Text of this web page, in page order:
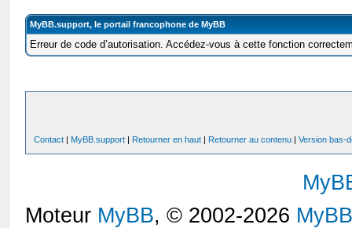
MyBB.support, le portail francophone de MyBB
Erreur de code d’autorisation. Accédez-vous à cette fonction
Contact | MyBB.support | Retourner en haut | Retourner au contenu |Version bas-
Moteur MyBB, © 2002-2026